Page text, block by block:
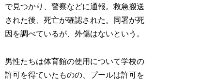
で見つかり、警察などに通報。救急搬送
された後、死亡が確認された。同署が死
因を調べているが、外傷はないという。
男性たちは体育館の使用について学校の
許可を得ていたものの、プールは許可を